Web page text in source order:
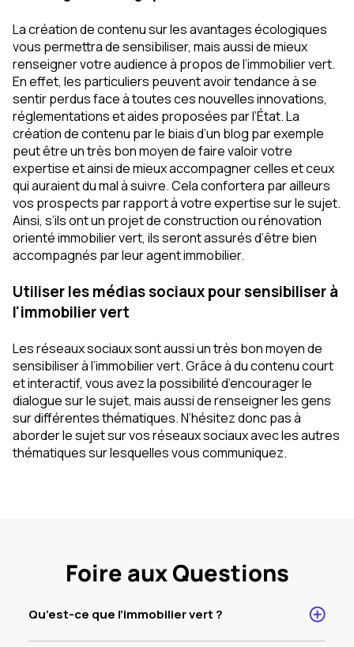
La création de contenu sur les avantages écologiques
vous permettra de sensibiliser, mais aussi de mieux
renseigner votre audience à propos de l’immobilier vert.
En effet, les particuliers peuvent avoir tendance à se
sentir perdus face à toutes ces nouvelles innovations,
réglementations et aides proposées par l’État. La
création de contenu par le biais d’un blog par exemple
peut être un très bon moyen de faire valoir votre
expertise et ainsi de mieux accompagner celles et ceux
qui auraient du mal à suivre. Cela confortera par ailleurs
vos prospects par rapport à votre expertise sur le sujet.
Ainsi, s’ils ont un projet de construction ou rénovation
orienté immobilier vert, ils seront assurés d’être bien
accompagnés par leur agent immobilier.
Utiliser les médias sociaux pour sensibiliser à
l'immobilier vert
Les réseaux sociaux sont aussi un très bon moyen de
sensibiliser à l’immobilier vert. Grâce à du contenu court
et interactif, vous avez la possibilité d’encourager le
dialogue sur le sujet, mais aussi de renseigner les gens
sur différentes thématiques. N’hésitez donc pas à
aborder le sujet sur vos réseaux sociaux avec les autres
thématiques sur lesquelles vous communiquez.
Foire aux Questions
Qu’est-ce que l’immobilier vert ?